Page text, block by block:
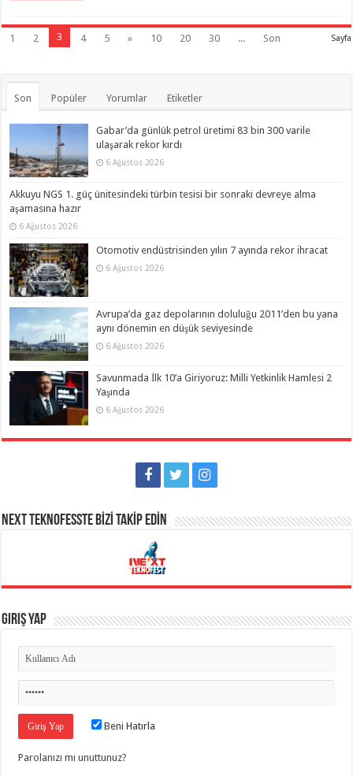
Sayfa
1 2 3 4 5 » 10 20 30 ... Son
Son Popüler Yorumlar Etiketler
Gabar’da günlük petrol üretimi 83 bin 300 varile
ulaşarak rekor kırdı
6 Ağustos 2026
Akkuyu NGS 1. güç ünitesindeki türbin tesisi bir sonraki devreye alma
aşamasına hazır
6 Ağustos 2026
Otomotiv endüstrisinden yılın 7 ayında rekor ihracat
6 Ağustos 2026
Avrupa’da gaz depolarının doluluğu 2011’den bu yana
aynı dönemin en düşük seviyesinde
6 Ağustos 2026
Savunmada İlk 10’a Giriyoruz: Milli Yetkinlik Hamlesi 2
Yaşında
6 Ağustos 2026
NEXT TEKNOFESSTE BİZİ TAKİP EDİN
Giriş Yap
Beni Hatırla
Parolanızı mı unuttunuz?